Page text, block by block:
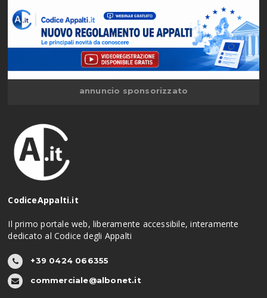
annuncio sponsorizzato
CodiceAppalti.it
Il primo portale web, liberamente accessibile, interamente
dedicato al Codice degli Appalti
+39 0424 066355
commerciale@albonet.it